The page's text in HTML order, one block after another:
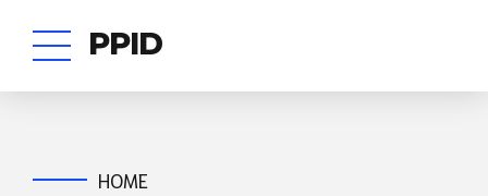
PPID
HOME